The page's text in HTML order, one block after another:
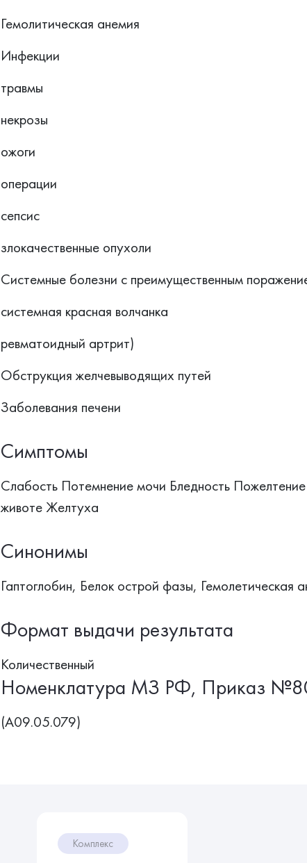
Гемолитическая анемия
Инфекции
травмы
некрозы
ожоги
операции
сепсис
злокачественные опухоли
Системные болезни с преимущественным
системная красная волчанка
ревматоидный артрит)
Обструкция желчевыводящих путей
Заболевания печени
Симптомы
Слабость Потемнение мочи Бледность
животе Желтуха
Синонимы
Гаптоглобин, Белок острой фазы, Гемолетическая
Формат выдачи результата
Количественный
Номенклатура МЗ РФ, Приказ
(A09.05.079)
Комплекс